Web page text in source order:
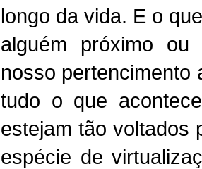
longo da vida. E o
alguém próximo ou
nosso pertencimento
tudo o que
estejam tão voltados
espécie de